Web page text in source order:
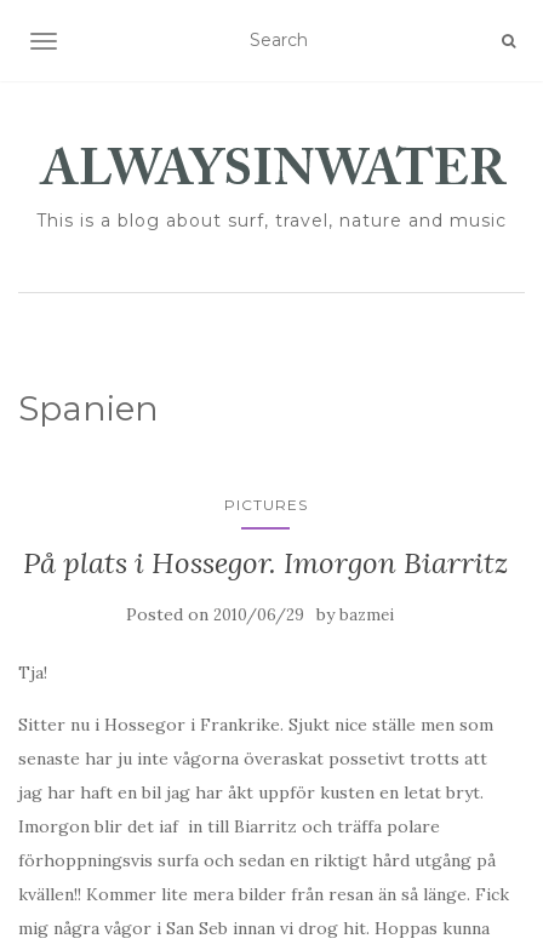
TOGGLE NAVIGATION
This is a blog about surf, travel, nature and music
Spanien
PICTURES
På plats i Hossegor. Imorgon Biarritz
Posted on 2010/06/29 bybazmei
Tja!
Sitter nu i Hossegor i Frankrike. Sjukt nice ställe men som
senaste har ju inte vågorna överaskat possetivt trotts att
jag har haft en bil jag har åkt uppför kusten en letat bryt.
Imorgon blir det iaf in till Biarritz och träffa polare
förhoppningsvis surfa och sedan en riktigt hård utgång på
kvällen!! Kommer lite mera bilder från resan än så länge. Fick
mig några vågor i San Seb innan vi drog hit. Hoppas kunna